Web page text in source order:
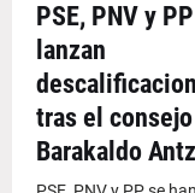
PSE, PNV y
lanzan
tras el consejo
Barakaldo